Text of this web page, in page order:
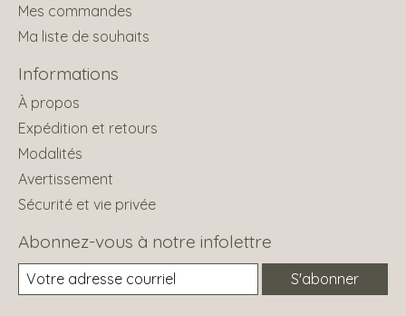
Mes commandes
Ma liste de souhaits
Informations
À propos
Expédition et retours
Modalités
Avertissement
Sécurité et vie privée
Abonnez-vous à notre infolettre
S'abonner